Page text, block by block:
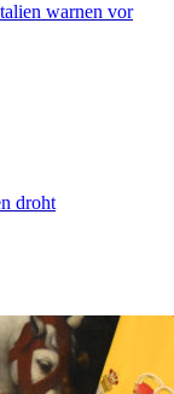
warnen vor
droht